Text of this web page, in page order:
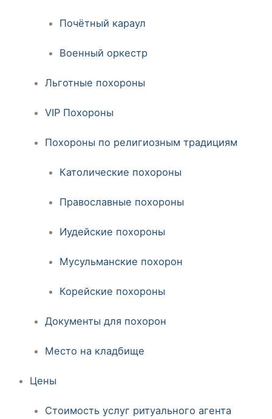
Почётный караул
Военный оркестр
Льготные похороны
VIP Похороны
Похороны по религиозным традициям
Католические похороны
Православные похороны
Иудейские похороны
Мусульманские похорон
Корейские похороны
Документы для похорон
Место на кладбище
Цены
Стоимость услуг ритуального агента